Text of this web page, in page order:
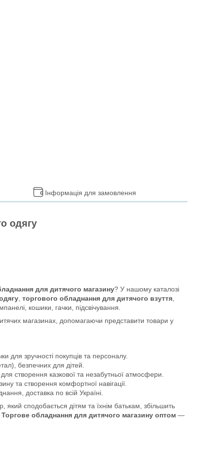
Інформація для замовлення
одягу
для дитячого магазину? У нашому каталозі
, торгового обладнання для дитячого взуття,
кошики, гачки, підсвічування.
магазинах, допомагаючи представити товари у
для зручності покупців та персоналу.
безпечних для дітей.
створення казкової та незабутньої атмосфери.
та створення комфортної навігації.
доставка по всій Україні.
сподобається дітям та їхнім батькам, збільшить
Торгове обладнання для дитячого магазину оптом —